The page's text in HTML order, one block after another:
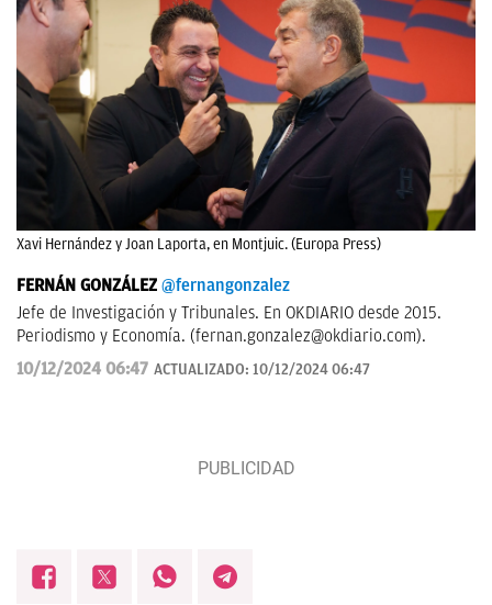
Xavi Hernández y Joan Laporta, en Montjuic. (Europa Press)
FERNÁN GONZÁLEZ @fernangonzalez
Jefe de Investigación y Tribunales. En OKDIARIO desde 2015.
Periodismo y Economía. (fernan.gonzalez@okdiario.com).
10/12/2024 06:47 ACTUALIZADO: 10/12/2024 06:47